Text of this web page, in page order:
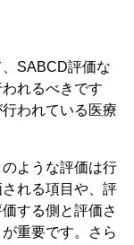
SABCD評価な
れるべきです
われている医療
ような評価は行
れる項目や、評
する側と評価さ
重要です。さら